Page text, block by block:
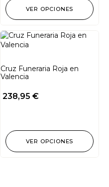
VER OPCIONES
Cruz Funeraria Roja en
Valencia
238,95 €
VER OPCIONES